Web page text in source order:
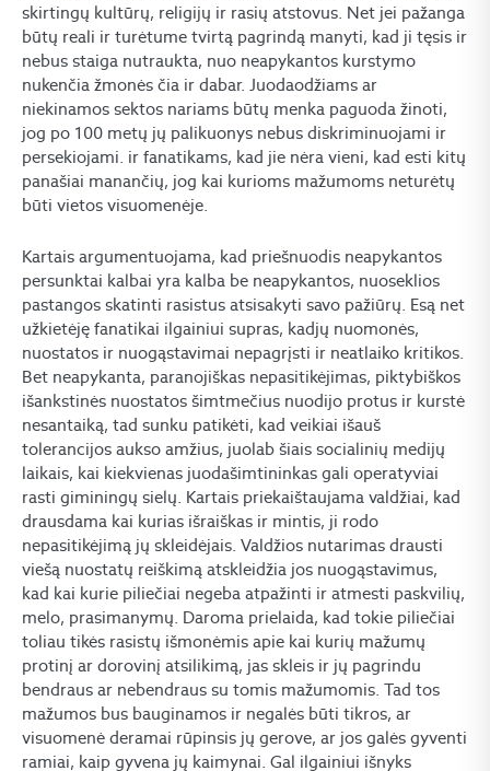
skirtingų kultūrų, religijų ir rasių atstovus. Net jei pažanga
būtų reali ir turėtume tvirtą pagrindą manyti, kad ji tęsis ir
nebus staiga nutraukta, nuo neapykantos kurstymo
nukenčia žmonės čia ir dabar. Juodaodžiams ar
niekinamos sektos nariams būtų menka paguoda žinoti,
jog po 100 metų jų palikuonys nebus diskriminuojami ir
persekiojami. ir fanatikams, kad jie nėra vieni, kad esti kitų
panašiai manančių, jog kai kurioms mažumoms neturėtų
būti vietos visuomenėje.
Kartais argumentuojama, kad priešnuodis neapykantos
persunktai kalbai yra kalba be neapykantos, nuoseklios
pastangos skatinti rasistus atsisakyti savo pažiūrų. Esą net
užkietėję fanatikai ilgainiui supras, kadjų nuomonės,
nuostatos ir nuogąstavimai nepagrįsti ir neatlaiko kritikos.
Bet neapykanta, paranojiškas nepasitikėjimas, piktybiškos
išankstinės nuostatos šimtmečius nuodijo protus ir kurstė
nesantaiką, tad sunku patikėti, kad veikiai išauš
tolerancijos aukso amžius, juolab šiais socialinių medijų
laikais, kai kiekvienas juodašimtininkas gali operatyviai
rasti giminingų sielų. Kartais priekaištaujama valdžiai, kad
drausdama kai kurias išraiškas ir mintis, ji rodo
nepasitikėjimą jų skleidėjais. Valdžios nutarimas drausti
viešą nuostatų reiškimą atskleidžia jos nuogąstavimus,
kad kai kurie piliečiai negeba atpažinti ir atmesti paskvilių,
melo, prasimanymų. Daroma prielaida, kad tokie piliečiai
toliau tikės rasistų išmonėmis apie kai kurių mažumų
protinį ar dorovinį atsilikimą, jas skleis ir jų pagrindu
bendraus ar nebendraus su tomis mažumomis. Tad tos
mažumos bus bauginamos ir negalės būti tikros, ar
visuomenė deramai rūpinsis jų gerove, ar jos galės gyventi
ramiai, kaip gyvena jų kaimynai. Gal ilgainiui išnyks